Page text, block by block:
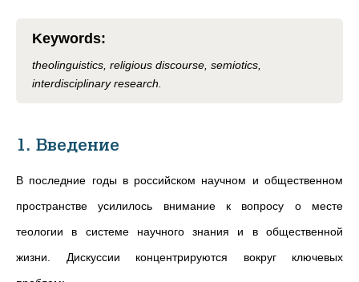
Keywords:
theolinguistics, religious discourse, semiotics,
interdisciplinary research.
1. Введение
В последние годы в российском научном и общественном
пространстве усилилось внимание к вопросу о месте
теологии в системе научного знания и в общественной
жизни. Дискуссии концентрируются вокруг ключевых